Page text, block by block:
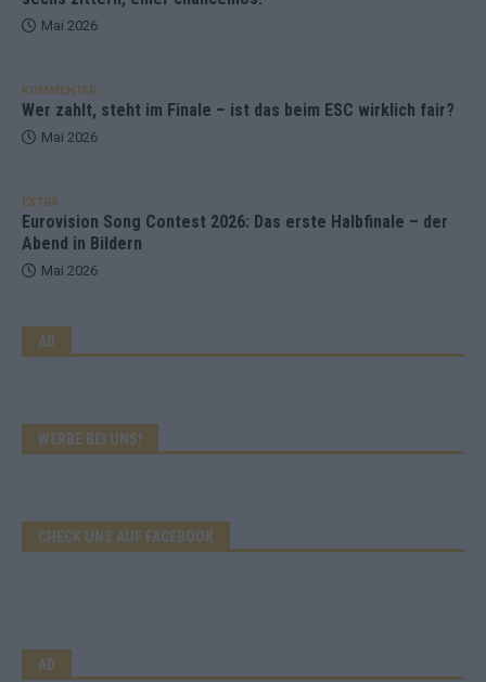
Mai 2026
KOMMENTAR
Wer zahlt, steht im Finale – ist das beim ESC wirklich fair?
Mai 2026
EXTRA
Eurovision Song Contest 2026: Das erste Halbfinale – der
Abend in Bildern
Mai 2026
AD
WERBE BEI UNS!
CHECK UNS AUF FACEBOOK
AD